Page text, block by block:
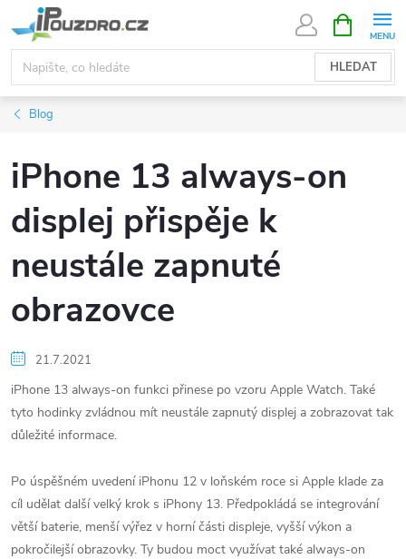
na
obsah
HLEDAT
NÁKUPNÍ
KOŠÍK
Blog
iPhone 13 always-on
displej přispěje k
neustále zapnuté
obrazovce
21.7.2021
iPhone 13 always-on funkci přinese po vzoru Apple Watch. Také
tyto hodinky zvládnou mít neustále zapnutý displej a zobrazovat tak
důležité informace.
Po úspěšném uvedení iPhonu 12 v loňském roce si Apple klade za
cíl udělat další velký krok s iPhony 13. Předpokládá se integrování
větší baterie, menší výřez v horní části displeje, vyšší výkon a
pokročilejší obrazovky. Ty budou moct využívat také always-on